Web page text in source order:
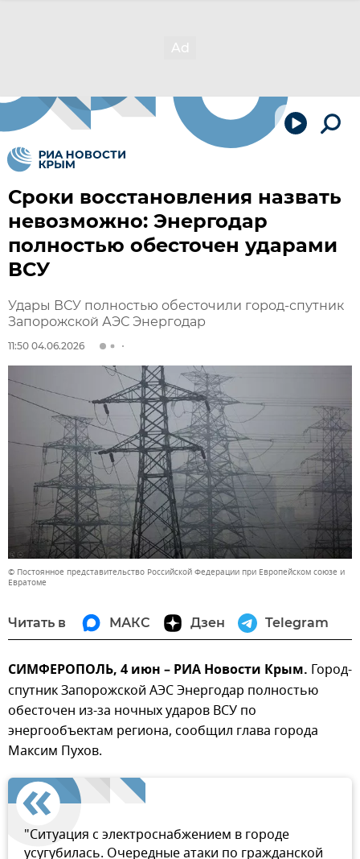
Сроки восстановления назвать
невозможно: Энергодар
полностью обесточен ударами
ВСУ
Удары ВСУ полностью обесточили город-спутник
Запорожской АЭС Энергодар
11:50 04.06.2026
© Постоянное представительство Российской Федерации при Европейском союзе и
Евратоме
Читать в МАКС Дзен Telegram
СИМФЕРОПОЛЬ, 4 июн – РИА Новости Крым. Город-
спутник Запорожской АЭС Энергодар полностью
обесточен из-за ночных ударов ВСУ по
энергообъектам региона, сообщил глава города
Максим Пухов.
"Ситуация с электроснабжением в городе
усугубилась. Очередные атаки по гражданской